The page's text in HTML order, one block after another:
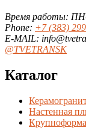
Время работы:
Phone: +7 (383)
E-MAIL:
@TVETRANSK
Каталог
Настенная